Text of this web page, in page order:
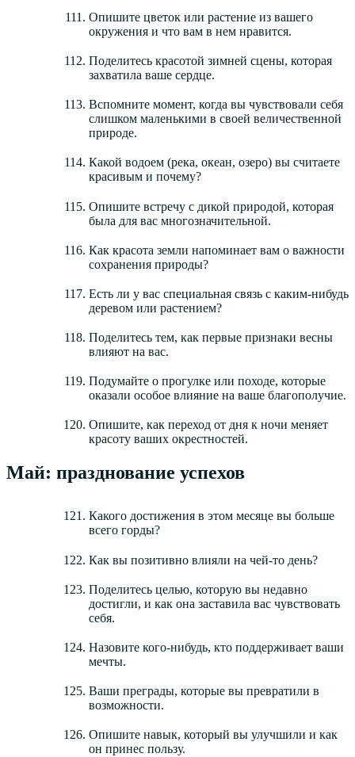
Опишите цветок или растение из вашего
окружения и что вам в нем нравится.
Поделитесь красотой зимней сцены, которая
захватила ваше сердце.
Вспомните момент, когда вы чувствовали себя
слишком маленькими в своей величественной
природе.
Какой водоем (река, океан, озеро) вы считаете
красивым и почему?
Опишите встречу с дикой природой, которая
была для вас многозначительной.
Как красота земли напоминает вам о важности
сохранения природы?
Есть ли у вас специальная связь с каким-нибудь
деревом или растением?
Поделитесь тем, как первые признаки весны
влияют на вас.
Подумайте о прогулке или походе, которые
оказали особое влияние на ваше благополучие.
Опишите, как переход от дня к ночи меняет
красоту ваших окрестностей.
Май: празднование успехов
Какого достижения в этом месяце вы больше
всего горды?
Как вы позитивно влияли на чей-то день?
Поделитесь целью, которую вы недавно
достигли, и как она заставила вас чувствовать
себя.
Назовите кого-нибудь, кто поддерживает ваши
мечты.
Ваши преграды, которые вы превратили в
возможности.
Опишите навык, который вы улучшили и как
он принес пользу.